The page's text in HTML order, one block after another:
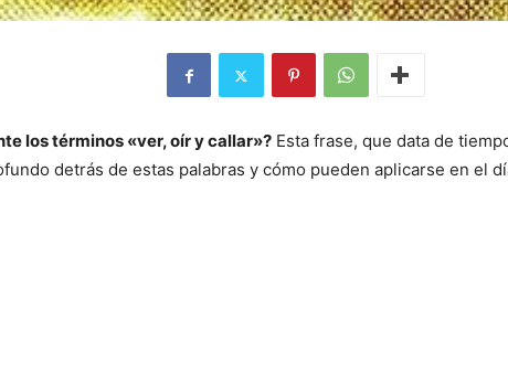
los términos «ver, oír y callar»? Esta frase, que data de
detrás de estas palabras y cómo pueden aplicarse en el